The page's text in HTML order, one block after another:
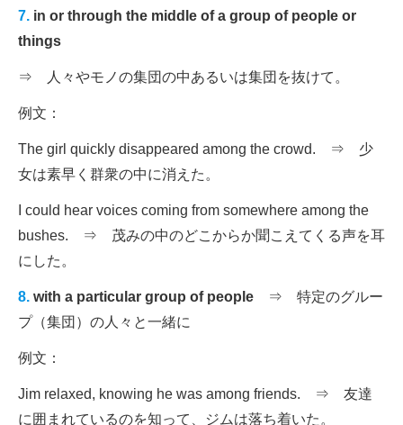
7. in or through the middle of a group of people or
things
⇒ 人々やモノの集団の中あるいは集団を抜けて。
例文：
The girl quickly disappeared among the crowd. ⇒ 少
女は素早く群衆の中に消えた。
I could hear voices coming from somewhere among the
bushes. ⇒ 茂みの中のどこからか聞こえてくる声を耳
にした。
8. with a particular group of people
⇒ 特定のグルー
プ（集団）の人々と一緒に
例文：
Jim relaxed, knowing he was among friends. ⇒ 友達
に囲まれているのを知って、ジムは落ち着いた。